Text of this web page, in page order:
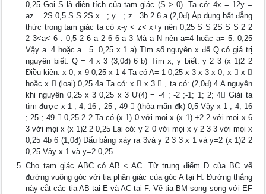
0,25 Gọi S là diện tích của tam giác (S > 0). Ta có: 4x = 12y =
az = 2S 0,5 S S 2S x= ; y= ; z= 3b 2 6 a (2,0đ) Áp dụng bất đẳng
thức trong tam giác ta có x-y < z< x+y nên 0,25 S S 2S S S 2 2
2 3<a< 6 . 0,5 2 6 a 2 6 6 a 3 Mà a N nên a=4 hoặc a= 5. 0,25
Vậy a=4 hoặc a= 5. 0,25 x 1 a) Tìm số nguyên x để Q có giá trị
nguyên biết: Q = 4 x 3 (3,0đ) 6 b) Tìm x, y biết: y 2 3 (x 1)2 2
Điều kiện: x 0; x 9 0,25 x 1 4 Ta có A= 1 0,25 x 3 x 3 x 0, x  x 
hoặc x  (loại) 0,25 4a Ta có: x  x 3  , ta có: (2,0đ) 4 A nguyên
khi nguyên 0,25 x 3 0,25 x 3 Ư(4) = -4 ; -2 ;-1; 1; 2; 4 Giải ta
tìm được x 1 ; 4; 16 ; 25 ; 49  (thỏa mãn đk) 0,5 Vậy x 1 ; 4; 16
; 25 ; 49  0,25 2 2 Ta có (x 1) 0 với mọi x (x 1) +2 2 với mọi x 6
3 với mọi x (x 1)2 2 0,25 Lại có: y 2 0 với mọi x y 2 3 3 với mọi x
0,25 4b 6 (1,0đ) Dấu bằng xảy ra 3và y 2 3 3 x 1 và y=2 (x 1)2 2
0,25 Vậy x 1 và y=2 0,25
Cho tam giác ABC có AB < AC. Từ trung điểm D của BC vẽ
đường vuông góc với tia phân giác của góc A tại H. Đường thẳng
này cắt các tia AB tại E và AC tại F. Vẽ tia BM song song với EF